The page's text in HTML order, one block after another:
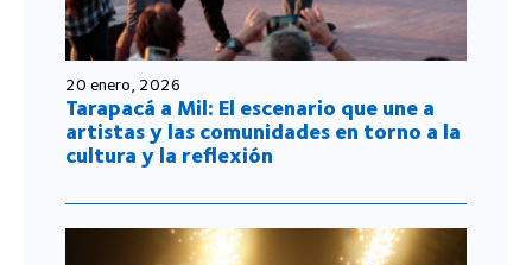
20 enero, 2026
Tarapacá a Mil: El escenario que une a
artistas y las comunidades en torno a la
cultura y la reflexión